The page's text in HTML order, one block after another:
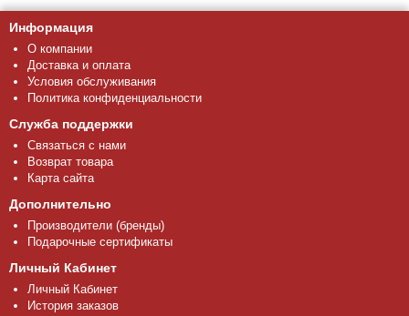
Информация
О компании
Доставка и оплата
Условия обслуживания
Политика конфиденциальности
Служба поддержки
Связаться с нами
Возврат товара
Карта сайта
Дополнительно
Производители (бренды)
Подарочные сертификаты
Личный Кабинет
Личный Кабинет
История заказов